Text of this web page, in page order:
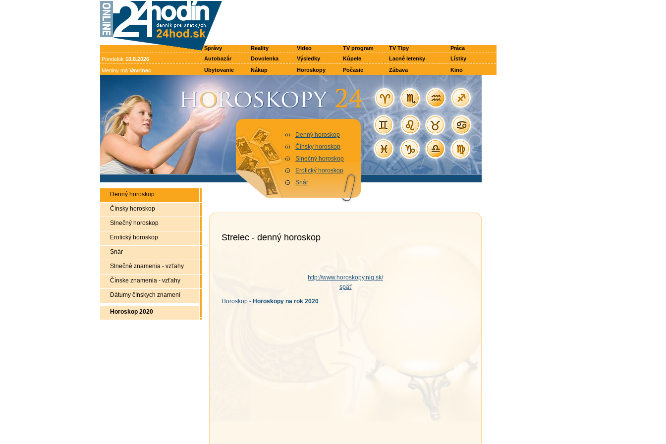
Správy Reality Video TV program TV Tipy
Práca
Pondelok 10.8.2026 Autobazár Dovolenka Výsledky Kúpele Lacné letenky
Lístky
Meniny má Vavrinec Ubytovanie Nákup Horoskopy Počasie Zábava Kino
Denný horoskop
Čínsky horoskop
Slnečný horoskop
Erotický horoskop
Snár
Denný horoskop
Čínsky horoskop
Slnečný horoskop
Erotický horoskop
Snár
Slnečné znamenia - vzťahy
Čínske znamenia - vzťahy
Dátumy čínskych znamení
Horoskop 2020
Strelec - denný horoskop
http://www.horoskopy.niq.sk/
späť
Horoskop - Horoskopy na rok 2020